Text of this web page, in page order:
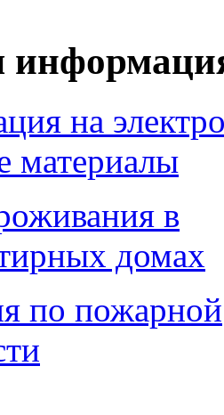
на
материалы
в
домах
по пожарной